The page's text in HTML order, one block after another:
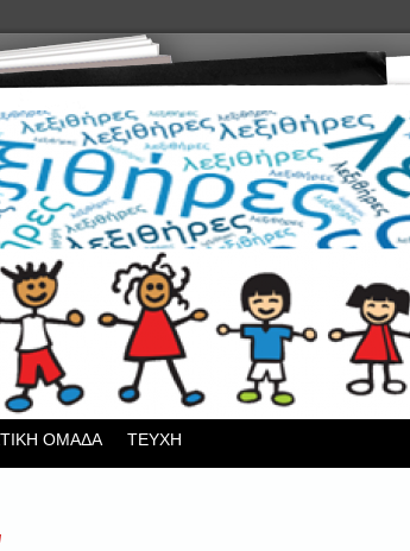
ΟΜΑΔΑ ΤΕΥΧΗ